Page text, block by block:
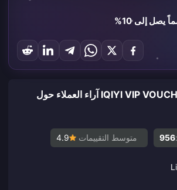
إلى 10%
IQIYI VIP VOUCHER CODE (MY) آراء العملاء حول
956 متوسط التقييمات 4.9